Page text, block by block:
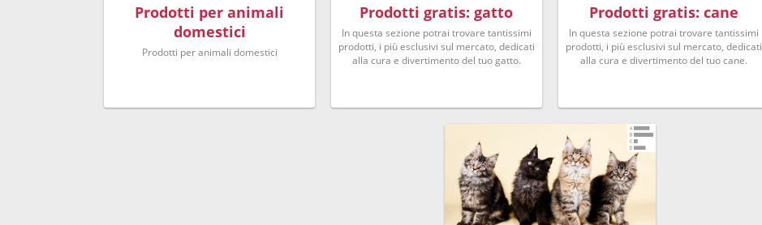
Prodotti per animali
domestici
Prodotti per animali domestici
Prodotti gratis: gatto
In questa sezione potrai trovare tantissimi
prodotti, i più esclusivi sul mercato, dedicati
alla cura e divertimento del tuo gatto.
Prodotti gratis: cane
In questa sezione potrai trovare tantissimi
prodotti, i più esclusivi sul mercato, dedicati
alla cura e divertimento del tuo cane.